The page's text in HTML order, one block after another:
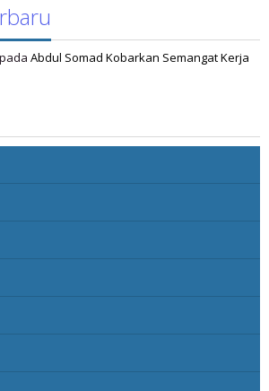
pada Abdul Somad Kobarkan Semangat Kerja